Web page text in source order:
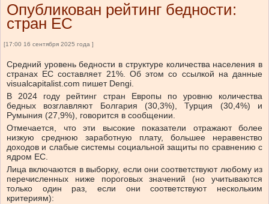
Опубликован рейтинг бедности:
стран ЕС
[17:00 16 сентября 2025 года ]
Средний уровень бедности в структуре количества населения в
странах ЕС составляет 21%. Об этом со ссылкой на данные
visualcapitalist.com пишет Dengi.
В 2024 году рейтинг стран Европы по уровню количества
бедных возглавляют Болгария (30,3%), Турция (30,4%) и
Румыния (27,9%), говорится в сообщении.
Отмечается, что эти высокие показатели отражают более
низкую среднюю заработную плату, большее неравенство
доходов и слабые системы социальной защиты по сравнению с
ядром ЕС.
Лица включаются в выборку, если они соответствуют любому из
перечисленных ниже пороговых значений (но учитываются
только один раз, если они соответствуют нескольким
критериям):